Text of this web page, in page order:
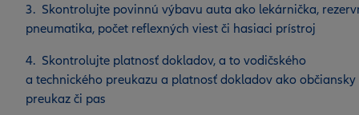
3. Skontrolujte povinnú výbavu auta ako lekárnička,
pneumatika, počet reflexných viest či hasiaci prístroj
4. Skontrolujte platnosť dokladov, a to vodičského
a technického preukazu a platnosť dokladov ako občiansky
preukaz či pas